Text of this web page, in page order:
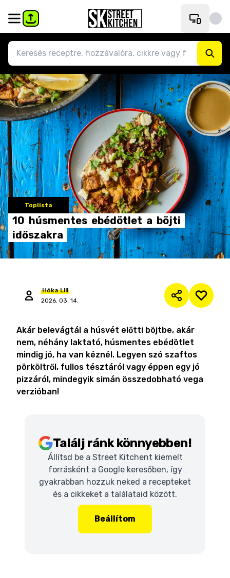
Toplista
10 húsmentes ebédötlet a böjti
időszakra
Hóka Lili
2026. 03. 14.
Akár belevágtál a húsvét előtti böjtbe, akár
nem, néhány laktató, húsmentes ebédötlet
mindig jó, ha van kéznél. Legyen szó szaftos
pörköltről, fullos tésztáról vagy éppen egy jó
pizzáról, mindegyik simán összedobható vega
verzióban!
Találj ránk könnyebben!
Állítsd be a Street Kitchent kiemelt
forrásként a Google keresőben, így
gyakrabban hozzuk neked a recepteket
és a cikkeket a találataid között.
Beállítom